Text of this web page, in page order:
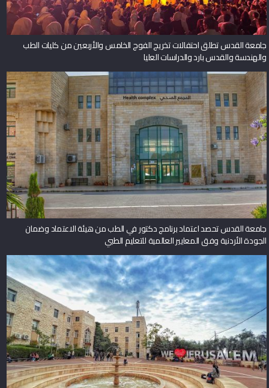
جامعة القدس تطلق احتفالات تخريج الفوج الخامس والأربعين من كليات الطب
والهندسة والقدس بارد والدراسات العليا
جامعة القدس تحصد اعتماد برنامج دكتور في الطب من هيئة الاعتماد وضمان
الجودة الأردنية وفق المعايير العالمية للتعليم الطبي